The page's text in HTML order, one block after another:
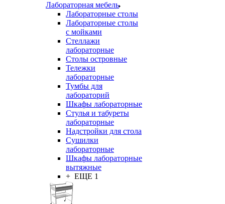
Лабораторная мебель
Лабораторные столы
Лабораторные столы
с мойками
Стеллажи
лабораторные
Столы островные
Тележки
лабораторные
Тумбы для
лабораторий
Шкафы лабораторные
Стулья и табуреты
лабораторные
Надстройки для стола
Сушилки
лабораторные
Шкафы лабораторные
вытяжные
+ ЕЩЕ 1